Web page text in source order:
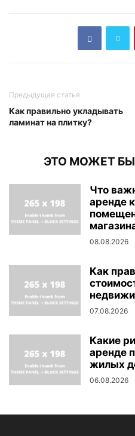
Предыдущая статья
Как правильно укладывать
ламинат на плитку?
ЭТО МОЖЕТ
Что
аренде
08.08.2026
Как
07.08.2026
Какие
аренде
жилых
06.08.2026